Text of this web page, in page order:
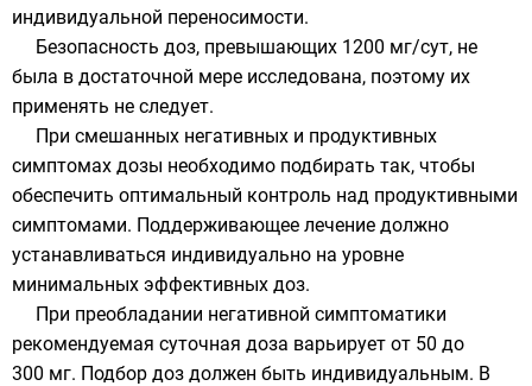
индивидуальной переносимости.
Безопасность доз, превышающих 1200 мг/сут, не
была в достаточной мере исследована, поэтому их
применять не следует.
При смешанных негативных и продуктивных
симптомах дозы необходимо подбирать так, чтобы
обеспечить оптимальный контроль над продуктивными
симптомами. Поддерживающее лечение должно
устанавливаться индивидуально на уровне
минимальных эффективных доз.
При преобладании негативной симптоматики
рекомендуемая суточная доза варьирует от 50 до
300 мг. Подбор доз должен быть индивидуальным. В